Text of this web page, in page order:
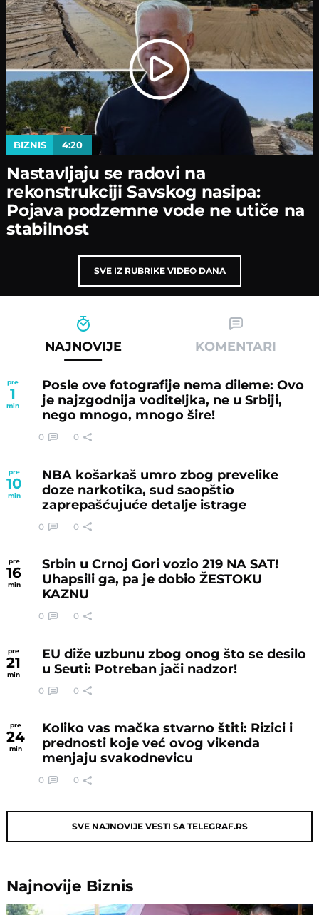
BIZNIS 4:20
Nastavljaјu se radovi na
rekonstrukciјi Savskog nasipa:
Poјava podzemne vode ne utiče na
stabilnost
SVE IZ RUBRIKE VIDEO DANA
NAJNOVIJE KOMENTARI
pre
1
min
Posle ove fotografije nema dileme: Ovo
je najzgodnija voditeljka, ne u Srbiji,
nego mnogo, mnogo šire!
0 0
pre
10
min
NBA košarkaš umro zbog prevelike
doze narkotika, sud saopštio
zaprepašćujuće detalje istrage
0 0
pre
16
min
Srbin u Crnoj Gori vozio 219 NA SAT!
Uhapsili ga, pa je dobio ŽESTOKU
KAZNU
0 0
pre
21
min
EU diže uzbunu zbog onog što se desilo
u Seuti: Potreban jači nadzor!
0 0
pre
24
min
Koliko vas mačka stvarno štiti: Rizici i
prednosti koje već ovog vikenda
menjaju svakodnevicu
0 0
SVE NAJNOVIJE VESTI SA TELEGRAF.RS
Najnovije Biznis